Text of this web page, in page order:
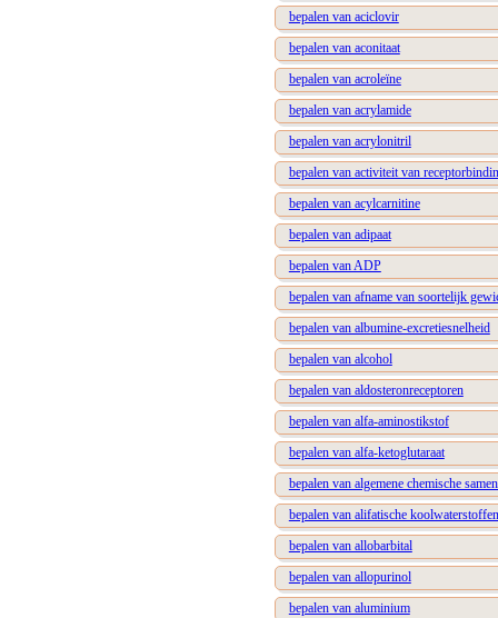
bepalen van aciclovir
bepalen van aconitaat
bepalen van acroleïne
bepalen van acrylamide
bepalen van acrylonitril
bepalen van activiteit van
bepalen van acylcarnitine
bepalen van adipaat
bepalen van ADP
bepalen van afname van soortelijk
bepalen van albumine-excretiesnelheid
bepalen van alcohol
bepalen van aldosteronreceptoren
bepalen van alfa-aminostikstof
bepalen van alfa-ketoglutaraat
bepalen van algemene chemische
bepalen van alifatische koolwaterstoffen
bepalen van allobarbital
bepalen van allopurinol
bepalen van aluminium